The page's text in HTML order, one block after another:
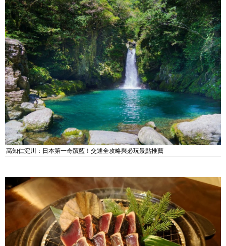
高知仁淀川：日本第一奇蹟藍！交通全攻略與必玩景點推薦